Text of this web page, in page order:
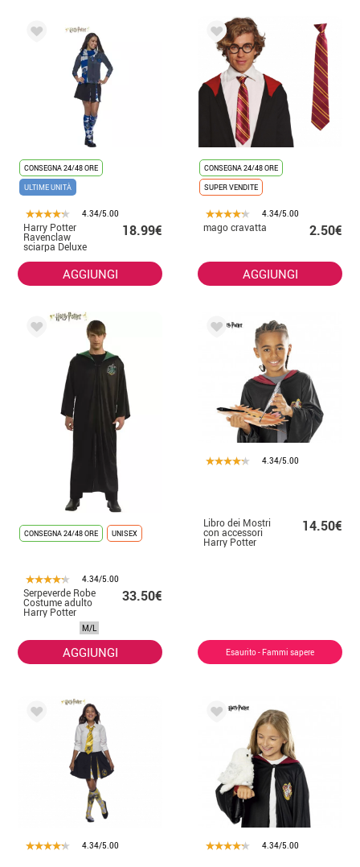
CONSEGNA 24/48 ORE
ULTIME UNITÀ
4.34/5.00
Harry Potter
Ravenclaw
sciarpa Deluxe
per i bambini
18.99€
AGGIUNGI
CONSEGNA 24/48 ORE
SUPER VENDITE
4.34/5.00
mago cravatta 2.50€
AGGIUNGI
CONSEGNA 24/48 ORE UNISEX
4.34/5.00
Serpeverde Robe
Costume adulto
Harry Potter
33.50€
M/L
AGGIUNGI
4.34/5.00
Libro dei Mostri
con accessori
Harry Potter
14.50€
Esaurito - Fammi sapere
4.34/5.00 4.34/5.00